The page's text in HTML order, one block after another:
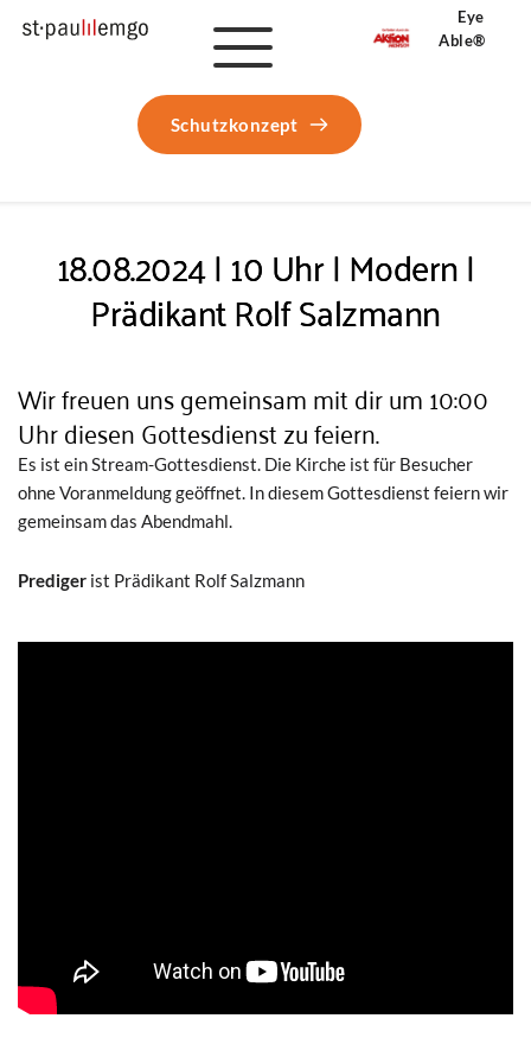
Schutzkonzept
Eye
Able®
18.08.2024 | 10 Uhr | Modern |
Prädikant Rolf Salzmann
Wir freuen uns gemeinsam mit dir um 10:00
Uhr diesen Gottesdienst zu feiern.
Es ist ein Stream-Gottesdienst. Die Kirche ist für Besucher
ohne Voranmeldung geöffnet. In diesem Gottesdienst feiern wir
gemeinsam das Abendmahl.
Prediger ist Prädikant Rolf Salzmann